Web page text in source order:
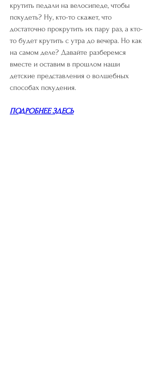
крутить педали на велосипеде, чтобы
похудеть? Ну, кто-то скажет, что
достаточно прокрутить их пару раз, а кто-
то будет крутить с утра до вечера. Но как
на самом деле? Давайте разберемся
вместе и оставим в прошлом наши
детские представления о волшебных
способах похудения.
ПОДРОБНЕЕ ЗДЕСЬ